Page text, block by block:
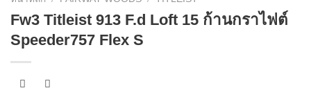
Fw3 Titleist 913 F.d Loft 15 ก้านกราไฟต์
Speeder757 Flex S